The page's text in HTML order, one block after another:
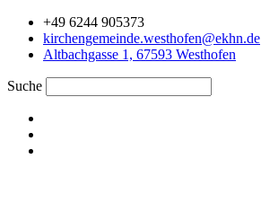
Zum
Inhalt
springen
+49 6244 905373
kirchengemeinde.westhofen@ekhn.de
Altbachgasse 1, 67593 Westhofen
Suche